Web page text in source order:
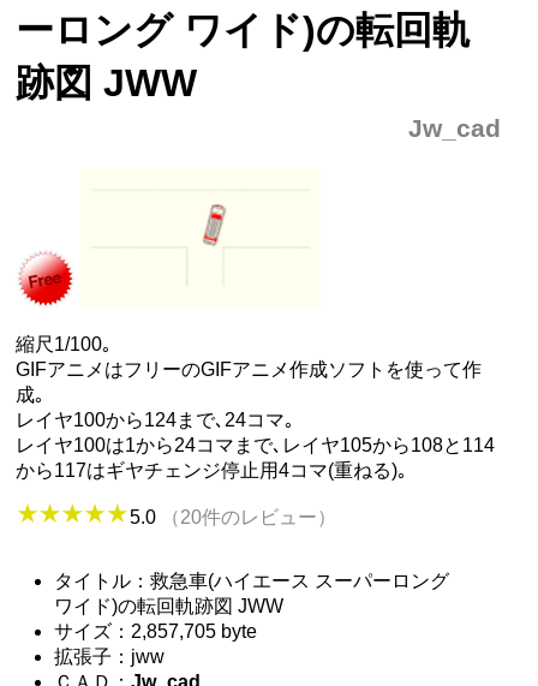
ーロング ワイド)の転回軌
跡図 JWW
Jw_cad
縮尺1/100｡
GIFアニメはフリーのGIFアニメ作成ソフトを使って作
成｡
レイヤ100から124まで､24コマ｡
レイヤ100は1から24コマまで､レイヤ105から108と114
から117はギヤチェンジ停止用4コマ(重ねる)｡
5.0 （20件のレビュー）
タイトル：救急車(ハイエース スーパーロング
ワイド)の転回軌跡図 JWW
サイズ：2,857,705 byte
拡張子：jww
ＣＡＤ：Jw_cad